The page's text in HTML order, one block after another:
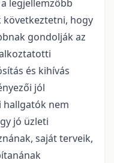
legjellemzőbb
következtetni, hogy
gondolják az
és kihívás
jól
hallgatók nem
jó üzleti
saját terveik,